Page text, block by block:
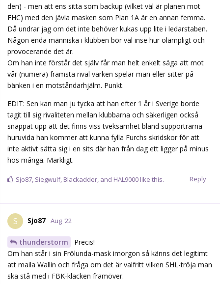
den) - men att ens sitta som backup (vilket väl är planen mot
FHC) med den jävla masken som Plan 1A är en annan femma.
Då undrar jag om det inte behöver kukas upp lite i ledarstaben.
Någon enda människa i klubben bör väl inse hur olämpligt och
provocerande det är.
Om han inte förstår det själv får man helt enkelt säga att mot
vår (numera) främsta rival varken spelar man eller sitter på
bänken i en motståndarhjälm. Punkt.
EDIT: Sen kan man ju tycka att han efter 1 år i Sverige borde
tagit till sig rivaliteten mellan klubbarna och säkerligen också
snappat upp att det finns viss tveksamhet bland supportrarna
huruvida han kommer att kunna fylla Furchs skridskor för att
inte aktivt sätta sig i en sits där han från dag ett ligger på minus
hos många. Märkligt.
Reply
Sjo87, Siegwulf, Blackadder, and HAL9000 like this.
S Sjo87 Aug '22
thunderstorm
Precis!
Om han står i sin Frölunda-mask imorgon så känns det legitimt
att maila Wallin och fråga om det är valfritt vilken SHL-tröja man
ska stå med i FBK-klacken framöver.